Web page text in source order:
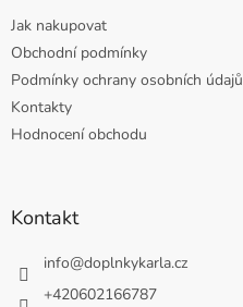
Jak nakupovat
Obchodní podmínky
Podmínky ochrany osobních údajů
Kontakty
Hodnocení obchodu
Kontakt
info@doplnkykarla.cz
+420602166787